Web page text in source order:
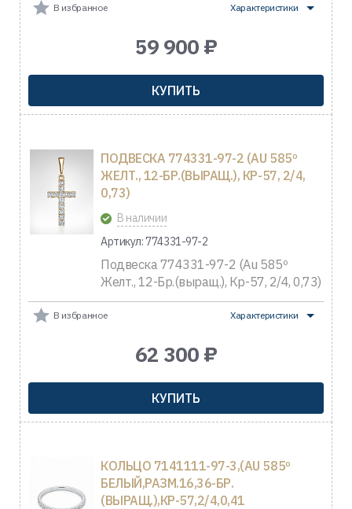
В избранное Характеристики
59 900 ₽
КУПИТЬ
ПОДВЕСКА 774331-97-2 (AU 585º
ЖЕЛТ., 12-БР.(ВЫРАЩ.), КР-57, 2/4,
0,73)
В наличии
Артикул: 774331-97-2
Подвеска 774331-97-2 (Au 585º
Желт., 12-Бр.(выращ.), Кр-57, 2/4, 0,73)
В избранное Характеристики
62 300 ₽
КУПИТЬ
КОЛЬЦО 7141111-97-3,(AU 585º
БЕЛЫЙ,РАЗМ.16,36-БР.
(ВЫРАЩ.),КР-57,2/4,0,41